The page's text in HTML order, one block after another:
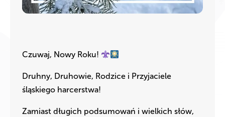
Czuwaj, Nowy Roku!
Druhny, Druhowie, Rodzice i Przyjaciele
śląskiego harcerstwa!
Zamiast długich podsumowań i wielkich słów,